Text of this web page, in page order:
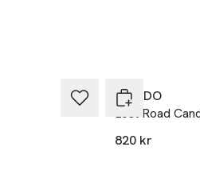
BYREDO
Lost Road
820 kr